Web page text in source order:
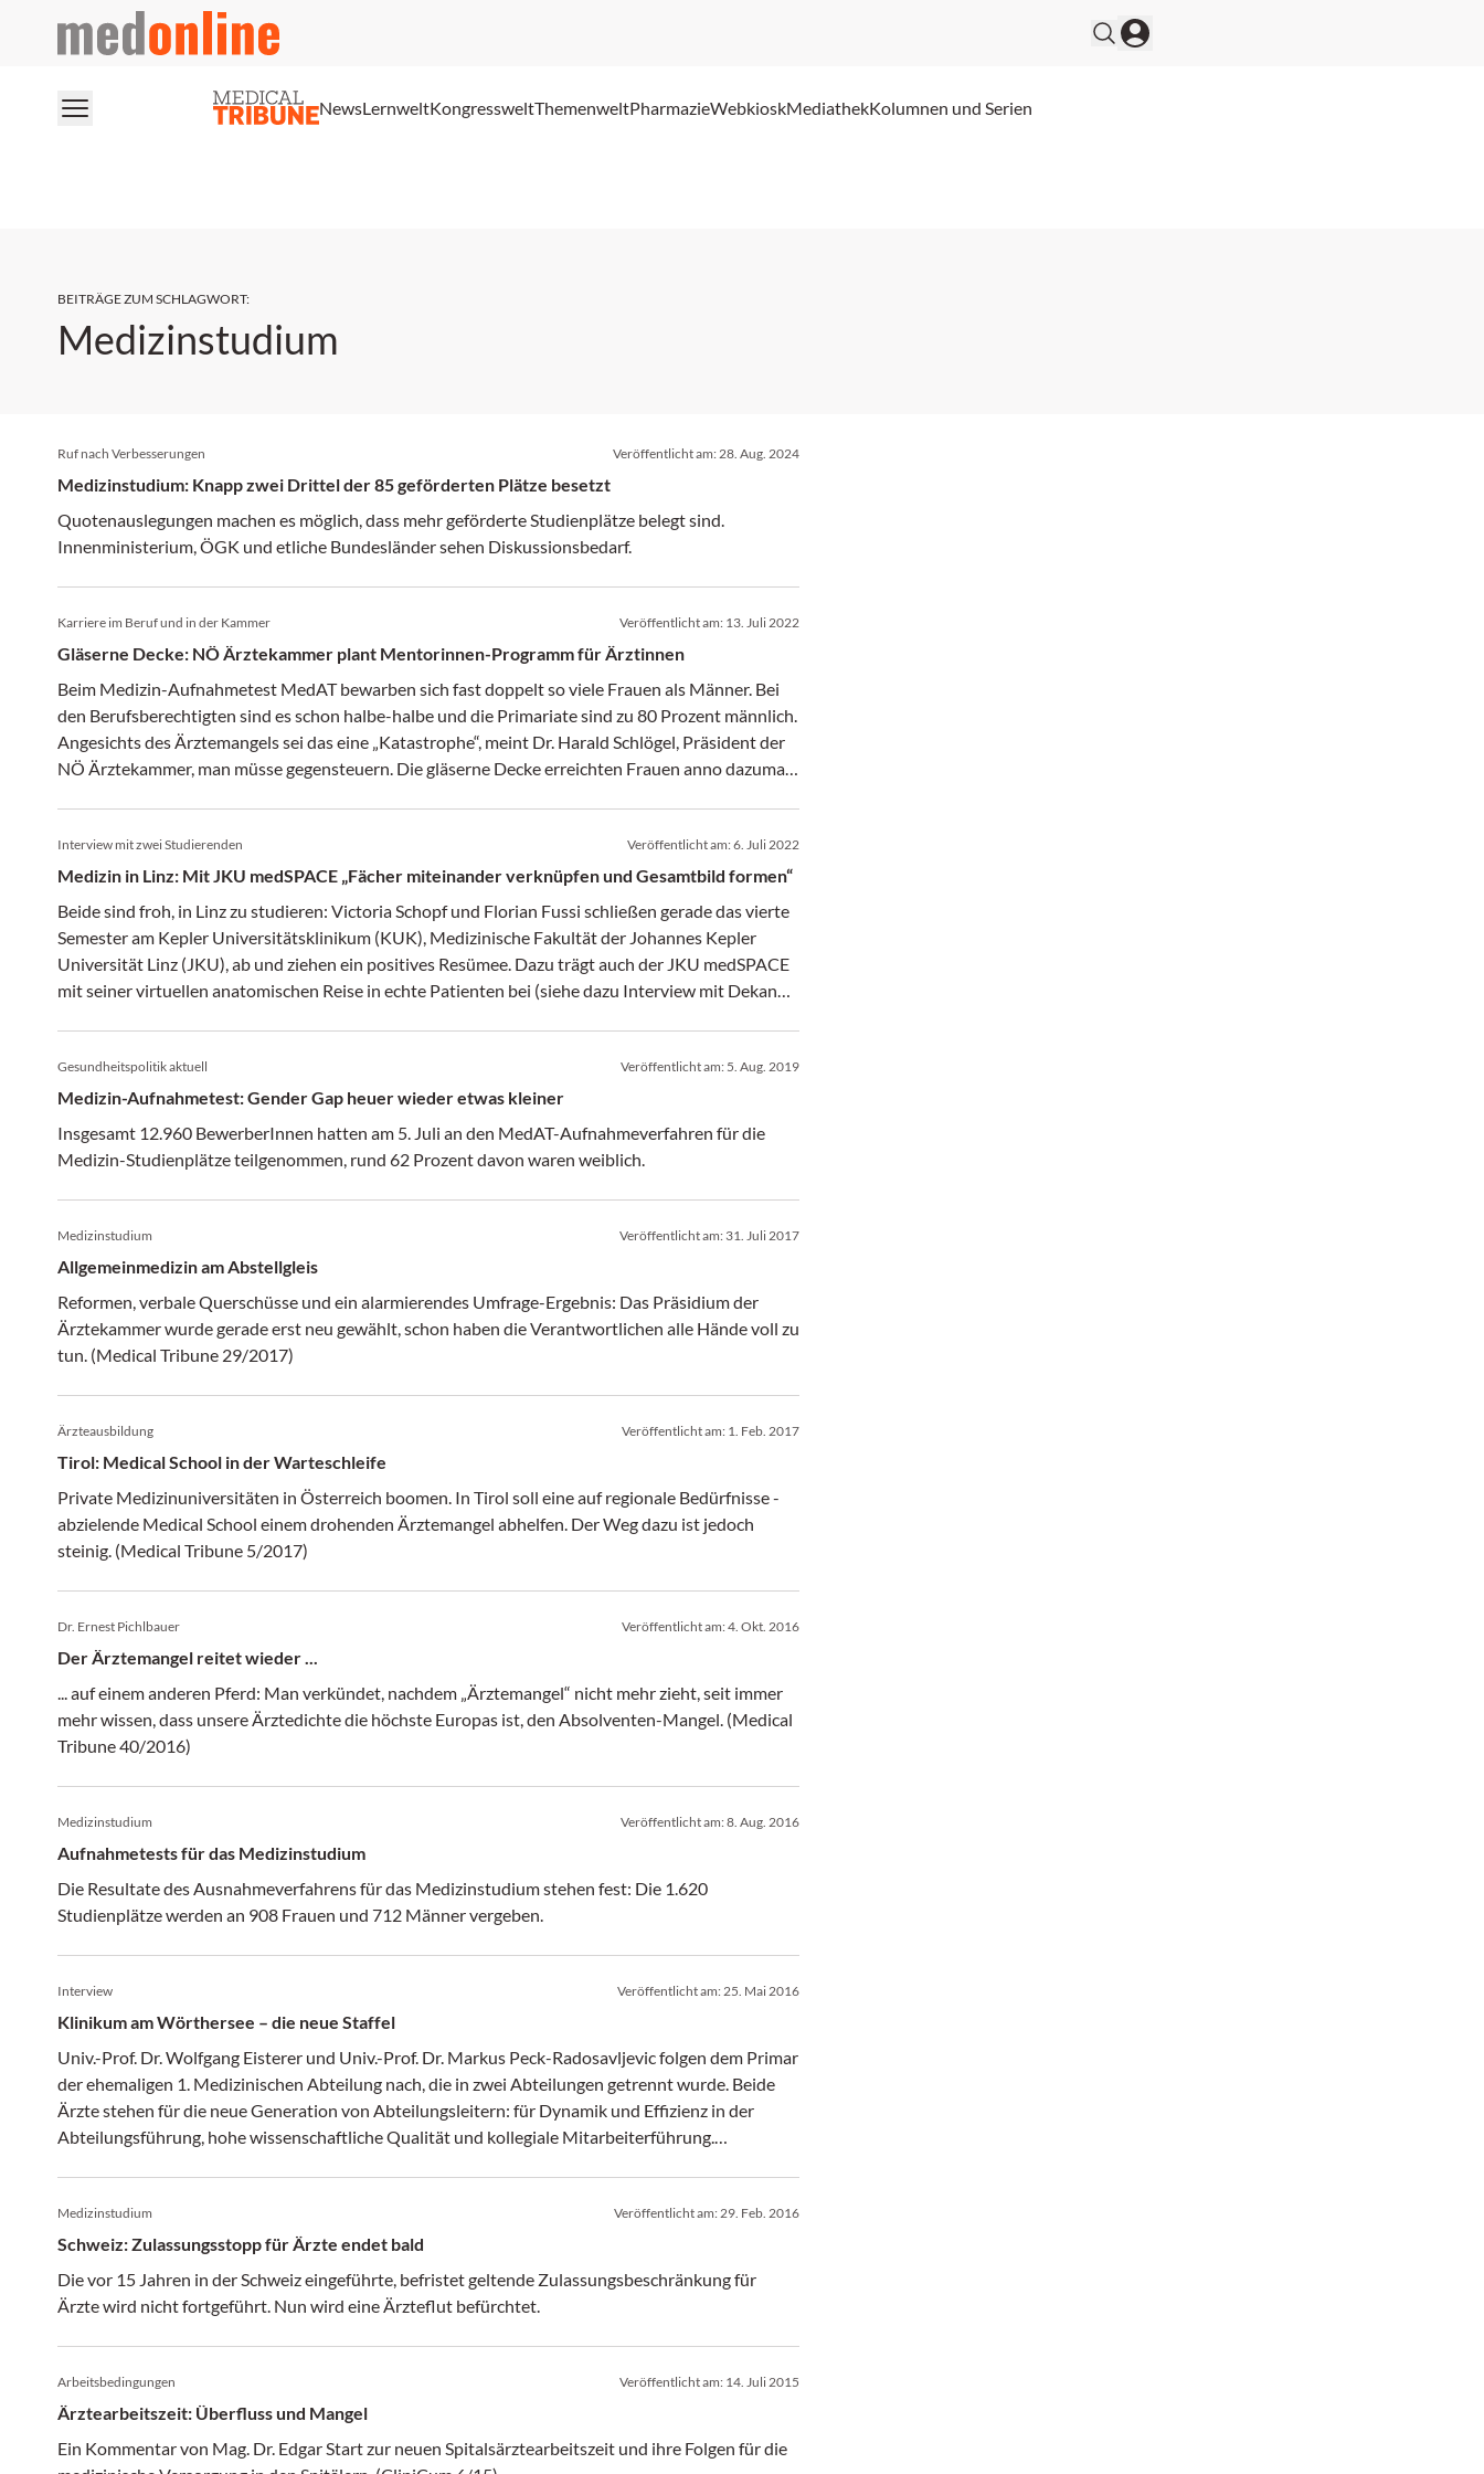
medonline
NewsLernweltKongressweltThemenweltPharmazieWebkioskMediathekKolumnen und Serien
BEITRÄGE ZUM SCHLAGWORT:
Medizinstudium
Ruf nach Verbesserungen Veröffentlicht am:28. Aug. 2024
Medizinstudium: Knapp zwei Drittel der 85 geförderten Plätze besetzt
Quotenauslegungen machen es möglich, dass mehr geförderte Studienplätze belegt sind.
Innenministerium, ÖGK und etliche Bundesländer sehen Diskussionsbedarf.
Karriere im Beruf und in der Kammer Veröffentlicht am: 13. Juli 2022
Gläserne Decke: NÖ Ärztekammer plant Mentorinnen-Programm für Ärztinnen
Beim Medizin-Aufnahmetest MedAT bewarben sich fast doppelt so viele Frauen als Männer. Bei
den Berufsberechtigten sind es schon halbe-halbe und die Primariate sind zu 80 Prozent männlich.
Angesichts des Ärztemangels sei das eine „Katastrophe“, meint Dr. Harald Schlögel, Präsident der
NÖ Ärztekammer, man müsse gegensteuern. Die gläserne Decke erreichten Frauen anno dazumal
Auch in der Angestellten-Kurie ist in NÖ eine Frau im Führungsteam: Dr. Johanna Zechmeister. Sie
hatte sich bereits beim „Eklat“ anlässlich der ÖÄK-Wahl in Frauenfragen zu Wort gemeldet.
Interview mit zwei Studierenden Veröffentlicht am:6. Juli 2022
Medizin in Linz: Mit JKU medSPACE „Fächer miteinander verknüpfen und Gesamtbild formen“
Beide sind froh, in Linz zu studieren: Victoria Schopf und Florian Fussi schließen gerade das vierte
Semester am Kepler Universitätsklinikum (KUK), Medizinische Fakultät der Johannes Kepler
Universität Linz (JKU), ab und ziehen ein positives Resümee. Dazu trägt auch der JKU medSPACE
mit seiner virtuellen anatomischen Reise in echte Patienten bei (siehe dazu Interview mit Dekan
medonline-Interview hätten sie schon eine Idee, wie man die 1.850 Studienplätze besser auf die
knapp 16.000 Interessierten verteilen könnte.
Gesundheitspolitik aktuell Veröffentlicht am: 5. Aug. 2019
Medizin-Aufnahmetest: Gender Gap heuer wieder etwas kleiner
Insgesamt 12.960 BewerberInnen hatten am 5. Juli an den MedAT-Aufnahmeverfahren für die
Medizin-Studienplätze teilgenommen, rund 62 Prozent davon waren weiblich.
Medizinstudium Veröffentlicht am: 31. Juli 2017
Allgemeinmedizin am Abstellgleis
Reformen, verbale Querschüsse und ein alarmierendes Umfrage-Ergebnis: Das Präsidium der
Ärztekammer wurde gerade erst neu gewählt, schon haben die Verantwortlichen alle Hände voll zu
tun. (Medical Tribune 29/2017)
Ärzteausbildung Veröffentlicht am: 1. Feb. 2017
Tirol: Medical School in der Warteschleife
Private Medizinuniversitäten in Österreich boomen. In Tirol soll eine auf regionale Bedürfnisse ­
abzielende Medical School einem drohenden Ärztemangel abhelfen. Der Weg dazu ist jedoch
steinig. (Medical Tribune 5/2017)
Dr. Ernest Pichlbauer Veröffentlicht am:4. Okt. 2016
Der Ärztemangel reitet wieder ...
... auf einem anderen Pferd: Man verkündet, nachdem „Ärztemangel“ nicht mehr zieht, seit immer
mehr wissen, dass unsere Ärztedichte die höchste Europas ist, den Absolventen-Mangel. (Medical
Tribune 40/2016)
Medizinstudium Veröffentlicht am:8. Aug. 2016
Aufnahmetests für das Medizinstudium
Die Resultate des Ausnahmeverfahrens für das Medizinstudium stehen fest: Die 1.620
Studienplätze werden an 908 Frauen und 712 Männer vergeben.
Interview Veröffentlicht am:25. Mai 2016
Klinikum am Wörthersee – die neue Staffel
Univ.-Prof. Dr. Wolfgang Eisterer und Univ.-Prof. Dr. Markus Peck-Radosavljevic folgen dem Primar
der ehemaligen 1. Medizinischen Abteilung nach, die in zwei Abteilungen getrennt wurde. Beide
Ärzte stehen für die neue Generation von Abteilungsleitern: für Dynamik und Effizienz in der
Abteilungsführung, hohe wissenschaftliche Qualität und kollegiale Mitarbeiterführung.
Medizinstudium Veröffentlicht am:29. Feb. 2016
Schweiz: Zulassungsstopp für Ärzte endet bald
Die vor 15 Jahren in der Schweiz eingeführte, befristet geltende Zulassungsbeschränkung für
Ärzte wird nicht fortgeführt. Nun wird eine Ärzteflut befürchtet.
Arbeitsbedingungen Veröffentlicht am: 14. Juli 2015
Ärztearbeitszeit: Überfluss und Mangel
Ein Kommentar von Mag. Dr. Edgar Start zur neuen Spitalsärztearbeitszeit und ihre Folgen für die